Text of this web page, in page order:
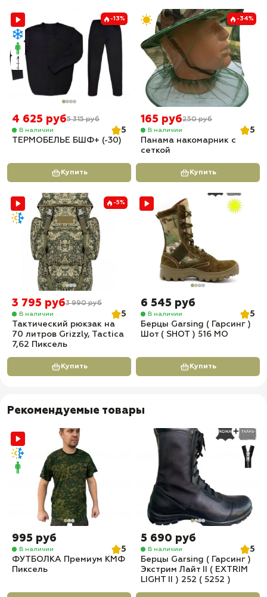
-13%
4 625 руб5 315 руб
В наличии
5
ТЕРМОБЕЛЬЕ БШФ+ (-30)
Купить
-34%
165 руб250 руб
В наличии
5
Панама накомарник с
сеткой
Купить
-5%
3 795 руб3 990 руб
В наличии
5
Тактический рюкзак на
70 литров Grizzly, Tactica
7,62 Пиксель
Купить
6 545 руб
В наличии
5
Берцы Garsing ( Гарсинг )
Шот ( SHOT ) 516 МО
Купить
Рекомендуемые товары
995 руб
В наличии
5
ФУТБОЛКА Премиум КМФ
Пиксель
5 690 руб
В наличии
5
Берцы Garsing ( Гарсинг )
Экстрим Лайт II ( EXTRIM
LIGHT II ) 252 ( 5252 )